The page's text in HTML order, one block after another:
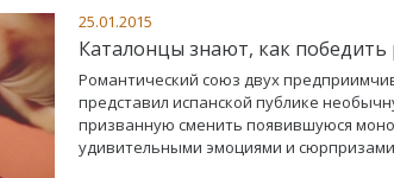
25.01.2015
Каталонцы знают, как победить
Романтический союз двух
представил испанской публике
призванную сменить появившуюся
удивительными эмоциями и